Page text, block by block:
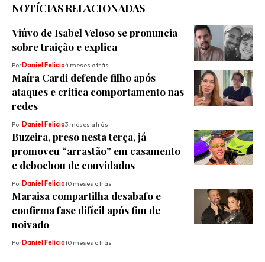
NOTÍCIAS RELACIONADAS
Viúvo de Isabel Veloso se pronuncia
sobre traição e explica
PorDaniel Felicio4 meses atrás
Maíra Cardi defende filho após
ataques e critica comportamento nas
redes
PorDaniel Felicio3 meses atrás
Buzeira, preso nesta terça, já
promoveu “arrastão” em casamento
e debochou de convidados
PorDaniel Felicio10 meses atrás
Maraisa compartilha desabafo e
confirma fase difícil após fim de
noivado
PorDaniel Felicio10 meses atrás